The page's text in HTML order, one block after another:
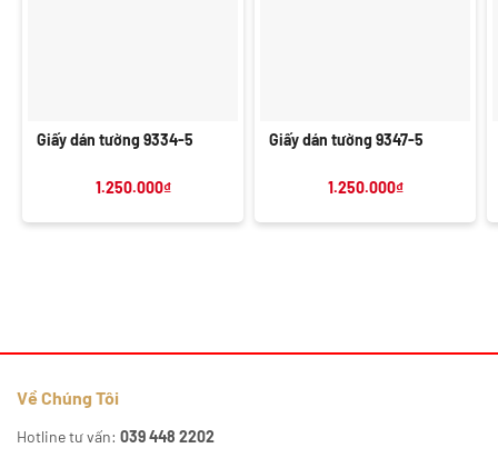
Giấy dán tường 9334-5
1.250.000₫
Giấy dán tường 9347-5
1.250.000₫
Về Chúng Tôi
Hotline tư vấn: 039 448 2202